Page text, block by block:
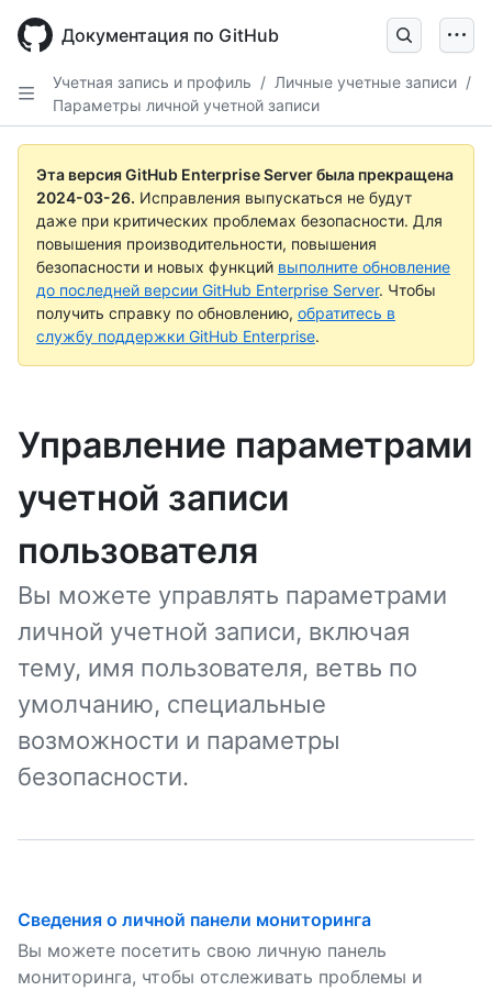
main
content
Документация по GitHub
Учетная запись и профиль / Личные учетные записи /
Параметры личной учетной записи
Эта версия GitHub Enterprise Server была прекращена
2024-03-26. Исправления выпускаться не будут
даже при критических проблемах безопасности. Для
повышения производительности, повышения
безопасности и новых функций выполните обновление
до последней версии GitHub Enterprise Server. Чтобы
получить справку по обновлению, обратитесь в
службу поддержки GitHub Enterprise.
Управление параметрами
учетной записи
пользователя
Вы можете управлять параметрами
личной учетной записи, включая
тему, имя пользователя, ветвь по
умолчанию, специальные
возможности и параметры
безопасности.
Сведения о личной панели мониторинга
Вы можете посетить свою личную панель
мониторинга, чтобы отслеживать проблемы и